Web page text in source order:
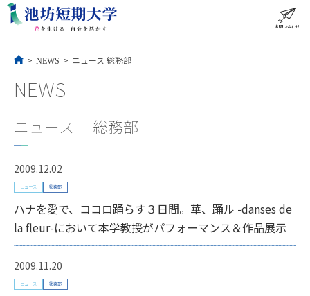
お問い合わせ
> NEWS > ニュース 総務部
NEWS
ニュース 総務部
2009.12.02
ニュース 総務部
ハナを愛で、ココロ踊らす３日間。華、踊ル -danses de
la fleur-において本学教授がパフォーマンス＆作品展示
2009.11.20
ニュース 総務部